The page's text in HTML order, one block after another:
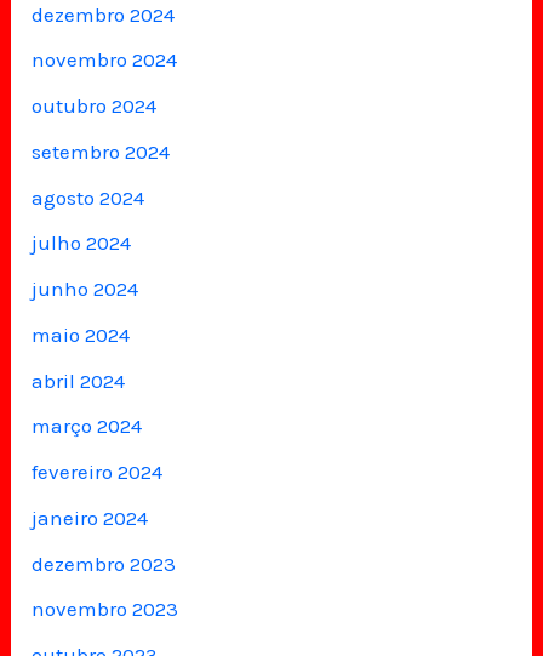
dezembro 2024
novembro 2024
outubro 2024
setembro 2024
agosto 2024
julho 2024
junho 2024
maio 2024
abril 2024
março 2024
fevereiro 2024
janeiro 2024
dezembro 2023
novembro 2023